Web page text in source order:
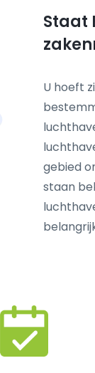
Staat
U hoeft
gebied
staan